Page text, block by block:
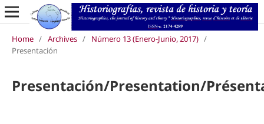
Home / Archives / Número 13 (Enero-Junio, 2017) /
Presentación
Presentación/Presentation/